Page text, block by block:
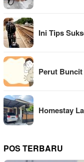
Ini Tips
Perut
Homestay
POS TERBARU